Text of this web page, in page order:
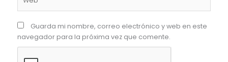
Guarda mi nombre, correo electrónico y web en este
navegador para la próxima vez que comente.